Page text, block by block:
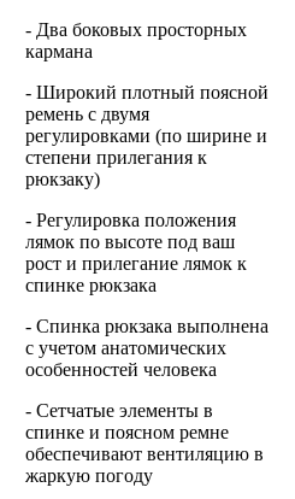
- Два боковых просторных
кармана
- Широкий плотный поясной
ремень с двумя
регулировками (по ширине и
степени прилегания к
рюкзаку)
- Регулировка положения
лямок по высоте под ваш
рост и прилегание лямок к
спинке рюкзака
- Спинка рюкзака выполнена
с учетом анатомических
особенностей человека
- Сетчатые элементы в
спинке и поясном ремне
обеспечивают вентиляцию в
жаркую погоду